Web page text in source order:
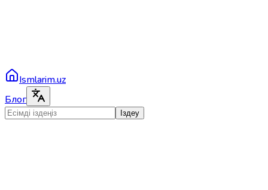
Ismlarim.uz
Блог
Іздеу